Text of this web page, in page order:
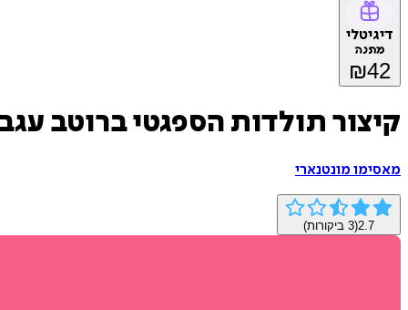
דיגיטלי
מתנה
₪42
קיצור תולדות הספגטי ברוטב
מאסימו מונטנארי
2.7
(
3 ביקורות)